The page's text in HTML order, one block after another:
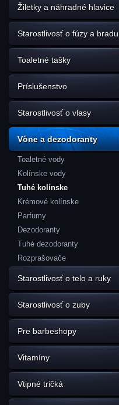
Žiletky a náhradné hlavice
Starostlivosť o fúzy a bradu
Toaletné tašky
Príslušenstvo
Starostlivosť o vlasy
Vône a dezodoranty
Toaletné vody
Kolínske vody
Tuhé kolínske
Krémové kolínske
Parfumy
Dezodoranty
Tuhé dezodoranty
Rozprašovače
Starostlivosť o telo a ruky
Starostlivosť o zuby
Pre barbeshopy
Vitamíny
Vtipné tričká